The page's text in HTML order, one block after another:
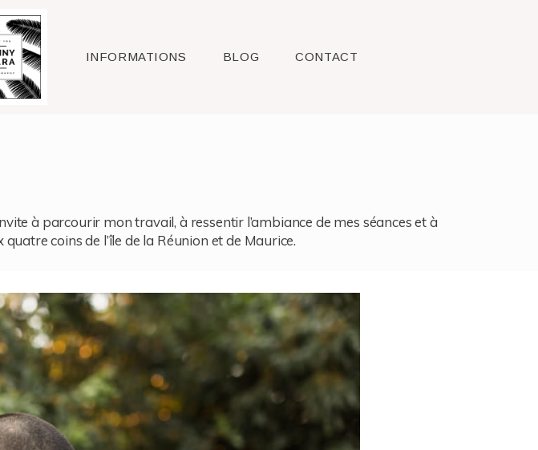
INFORMATIONS BLOG CONTACT
à parcourir mon travail, à ressentir l’ambiance de mes séances et à
coins de l’île de la Réunion et de Maurice.